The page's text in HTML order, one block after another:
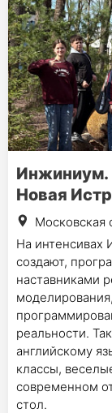
Инжиниум.
Новая
Московская
На интенсивах
создают,
наставниками
реальности.
английскому
классы,
современном
стол.